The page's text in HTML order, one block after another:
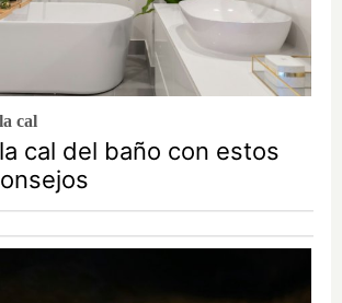
cal
cal del baño con estos